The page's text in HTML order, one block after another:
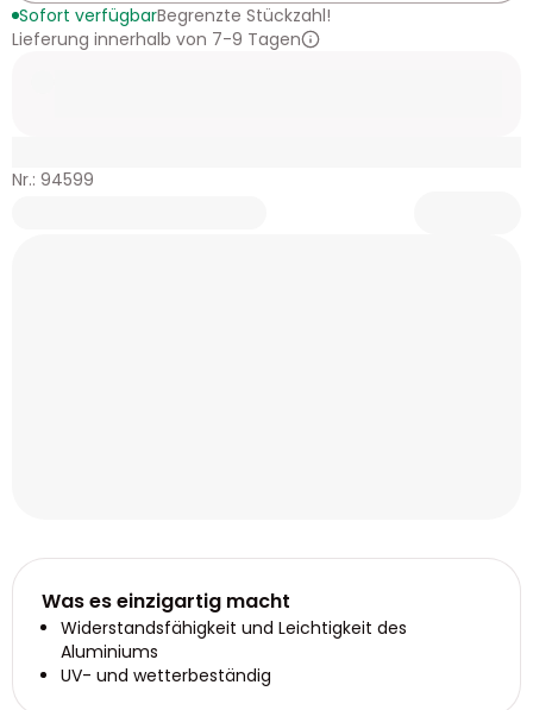
Sofort verfügbarBegrenzte Stückzahl!
Lieferung innerhalb von 7-9 Tagen
Nr.: 94599
Was es einzigartig macht
Widerstandsfähigkeit und Leichtigkeit des
Aluminiums
UV- und wetterbeständig